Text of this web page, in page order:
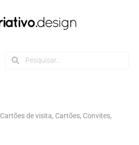
Cartões de visita, Cartões, Convites,